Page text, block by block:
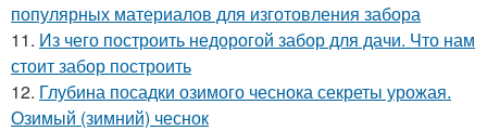
популярных материалов для изготовления забора
11. Из чего построить недорогой забор для дачи. Что нам
стоит забор построить
12. Глубина посадки озимого чеснока секреты урожая.
Озимый (зимний) чеснок